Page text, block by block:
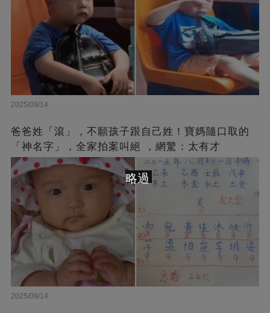
2025/09/14
爸爸姓「滾」，不願孩子跟自己姓！寶媽隨口取的
「神名字」，全家拍案叫絕 ，網驚：太有才
2025/09/14
略過